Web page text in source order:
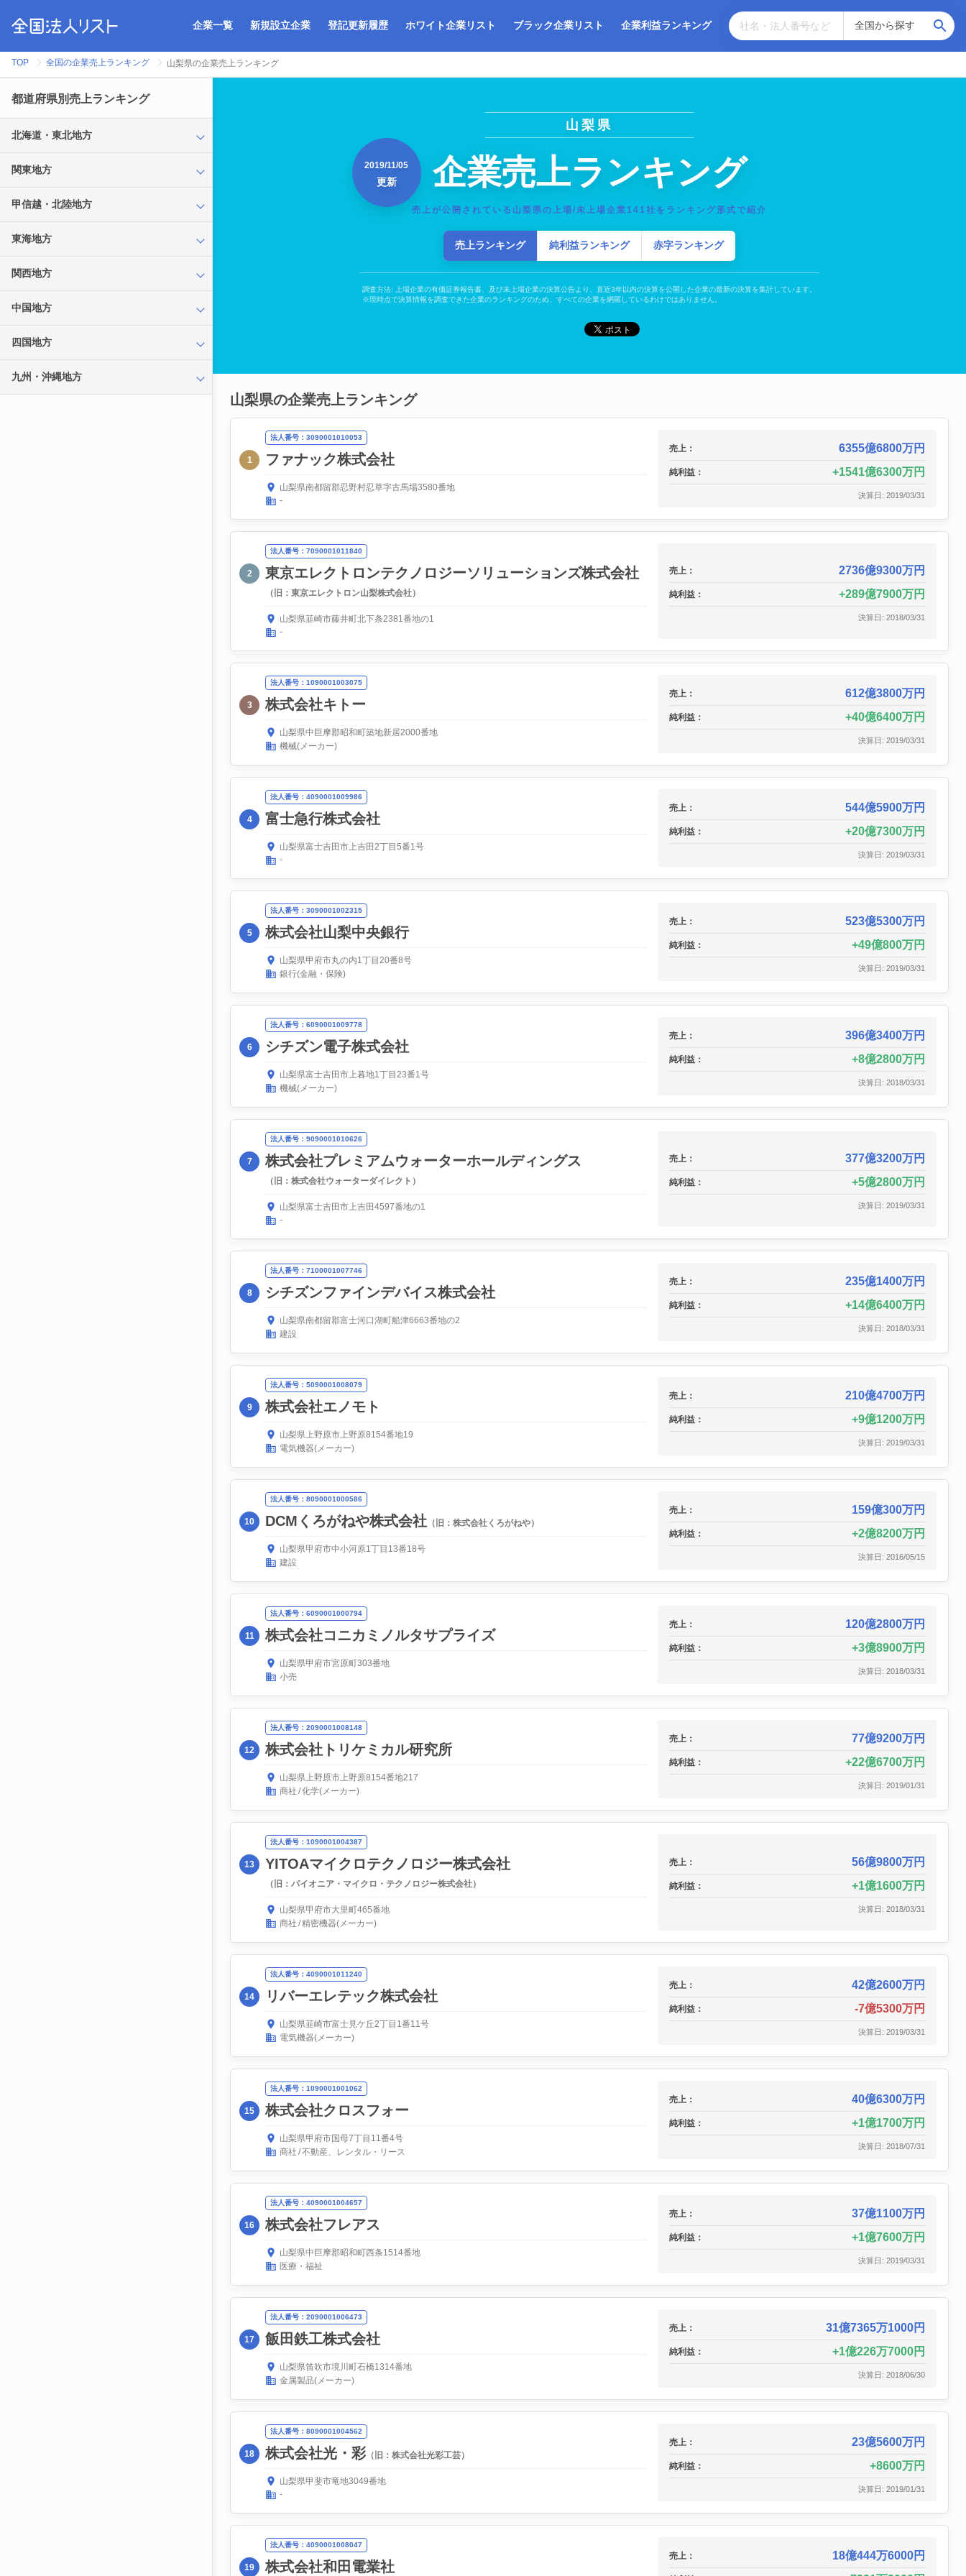
企業一覧 新規設立企業 登記更新履歴 ホワイト企業リスト ブラック企業リスト 企業利益ランキング
TOP 全国の企業売上ランキング 山梨県の企業売上ランキング
都道府県別売上ランキング
北海道・東北地方
関東地方
甲信越・北陸地方
東海地方
関西地方
中国地方
四国地方
九州・沖縄地方
山梨県
企業売上ランキング
2019/11/05
更新
売上が公開されている山梨県の上場/未上場企業141社をランキング形式で紹介
売上ランキング 純利益ランキング 赤字ランキング
調査方法: 上場企業の有価証券報告書、及び未上場企業の決算公告より、直近3年以内の決算を公開した企業の最新の決算を集計しています。
※現時点で決算情報を調査できた企業のランキングのため、すべての企業を網羅しているわけではありません。
山梨県の企業売上ランキング
1
法人番号：3090001010053
ファナック株式会社
山梨県南都留郡忍野村忍草字古馬場3580番地
-
売上： 6355億6800万円
純利益： 1541億6300万円
決算日: 2019/03/31
2
法人番号：7090001011840
東京エレクトロンテクノロジーソリューションズ株式会社
（旧：東京エレクトロン山梨株式会社）
山梨県韮崎市藤井町北下条2381番地の1
-
売上： 2736億9300万円
純利益： 289億7900万円
決算日: 2018/03/31
3
法人番号：1090001003075
株式会社キトー
山梨県中巨摩郡昭和町築地新居2000番地
機械(メーカー)
売上： 612億3800万円
純利益： 40億6400万円
決算日: 2019/03/31
4
法人番号：4090001009986
富士急行株式会社
山梨県富士吉田市上吉田2丁目5番1号
-
売上： 544億5900万円
純利益： 20億7300万円
決算日: 2019/03/31
5
法人番号：3090001002315
株式会社山梨中央銀行
山梨県甲府市丸の内1丁目20番8号
銀行(金融・保険)
売上： 523億5300万円
純利益： 49億800万円
決算日: 2019/03/31
6
法人番号：6090001009778
シチズン電子株式会社
山梨県富士吉田市上暮地1丁目23番1号
機械(メーカー)
売上： 396億3400万円
純利益： 8億2800万円
決算日: 2018/03/31
7
法人番号：9090001010626
株式会社プレミアムウォーターホールディングス
（旧：株式会社ウォーターダイレクト）
山梨県富士吉田市上吉田4597番地の1
-
売上： 377億3200万円
純利益： 5億2800万円
決算日: 2019/03/31
8
法人番号：7100001007746
シチズンファインデバイス株式会社
山梨県南都留郡富士河口湖町船津6663番地の2
建設
売上： 235億1400万円
純利益： 14億6400万円
決算日: 2018/03/31
9
法人番号：5090001008079
株式会社エノモト
山梨県上野原市上野原8154番地19
電気機器(メーカー)
売上： 210億4700万円
純利益： 9億1200万円
決算日: 2019/03/31
10
法人番号：8090001000586
DCMくろがねや株式会社 （旧：株式会社くろがねや）
山梨県甲府市中小河原1丁目13番18号
建設
売上： 159億300万円
純利益： 2億8200万円
決算日: 2016/05/15
11
法人番号：6090001000794
株式会社コニカミノルタサプライズ
山梨県甲府市宮原町303番地
小売
売上： 120億2800万円
純利益： 3億8900万円
決算日: 2018/03/31
12
法人番号：2090001008148
株式会社トリケミカル研究所
山梨県上野原市上野原8154番地217
商社 化学(メーカー)
売上： 77億9200万円
純利益： 22億6700万円
決算日: 2019/01/31
13
法人番号：1090001004387
YITOAマイクロテクノロジー株式会社
（旧：パイオニア・マイクロ・テクノロジー株式会社）
山梨県甲府市大里町465番地
商社 精密機器(メーカー)
売上： 56億9800万円
純利益： 1億1600万円
決算日: 2018/03/31
14
法人番号：4090001011240
リバーエレテック株式会社
山梨県韮崎市富士見ケ丘2丁目1番11号
電気機器(メーカー)
売上： 42億2600万円
純利益： -7億5300万円
決算日: 2019/03/31
15
法人番号：1090001001062
株式会社クロスフォー
山梨県甲府市国母7丁目11番4号
商社 不動産、レンタル・リース
売上： 40億6300万円
純利益： 1億1700万円
決算日: 2018/07/31
16
法人番号：4090001004657
株式会社フレアス
山梨県中巨摩郡昭和町西条1514番地
医療・福祉
売上： 37億1100万円
純利益： 1億7600万円
決算日: 2019/03/31
17
法人番号：2090001006473
飯田鉄工株式会社
山梨県笛吹市境川町石橋1314番地
金属製品(メーカー)
売上： 31億7365万1000円
純利益： 1億226万7000円
決算日: 2018/06/30
18
法人番号：8090001004562
株式会社光・彩 （旧：株式会社光彩工芸）
山梨県甲斐市竜地3049番地
-
売上： 23億5600万円
純利益： 8600万円
決算日: 2019/01/31
19
法人番号：4090001008047
株式会社和田電業社
売上： 18億444万6000円